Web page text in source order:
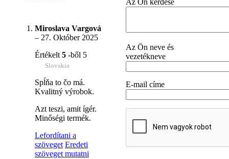
Miroslava Vargová
– 27. Október 2025
Értékelt 5 -ből 5
Slovakia
Spĺňa to čo má.
Kvalitný výrobok.
Azt teszi, amit ígér.
Minőségi termék.
Lefordítani a
szöveget Eredeti
szöveget mutatni
Az Ön kérdése
Az Ön neve és
vezetékneve
E-mail címe